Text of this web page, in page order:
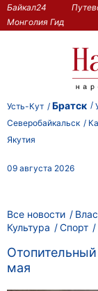
Байкал24
Монголия Гид
Усть-Кут Братск
Северобайкальск
Якутия
09 августа 2026
Все новости
Культура
Спорт
мая